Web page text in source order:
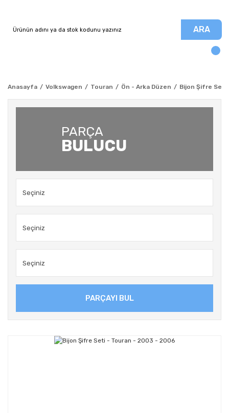
ARA
Anasayfa Volkswagen Touran Ön - Arka Düzen Bijon Şifre Seti
PARÇA
BULUCU
PARÇAYI BUL